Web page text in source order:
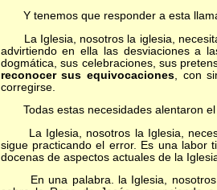
Y tenemos que responder a esta
La Iglesia, nosotros la iglesia, necesita
advirtiendo en ella las desviaciones a
dogmática, sus celebraciones, sus
reconocer sus equivocaciones, con
corregirse.
Todas estas necesidades alentaron el
La Iglesia, nosotros la Iglesia,
sigue practicando el error. Es una labor
docenas de aspectos actuales de la
En una palabra. la Iglesia, nosotros